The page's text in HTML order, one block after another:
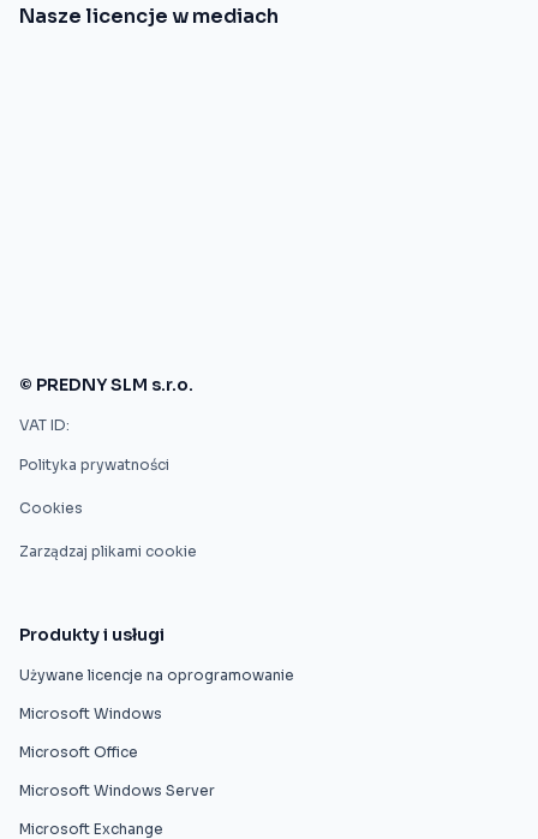
Nasze licencje w mediach
© PREDNY SLM s.r.o.
VAT ID:
Polityka prywatności
Cookies
Zarządzaj plikami cookie
Produkty i usługi
Używane licencje na oprogramowanie
Microsoft Windows
Microsoft Office
Microsoft Windows Server
Microsoft Exchange